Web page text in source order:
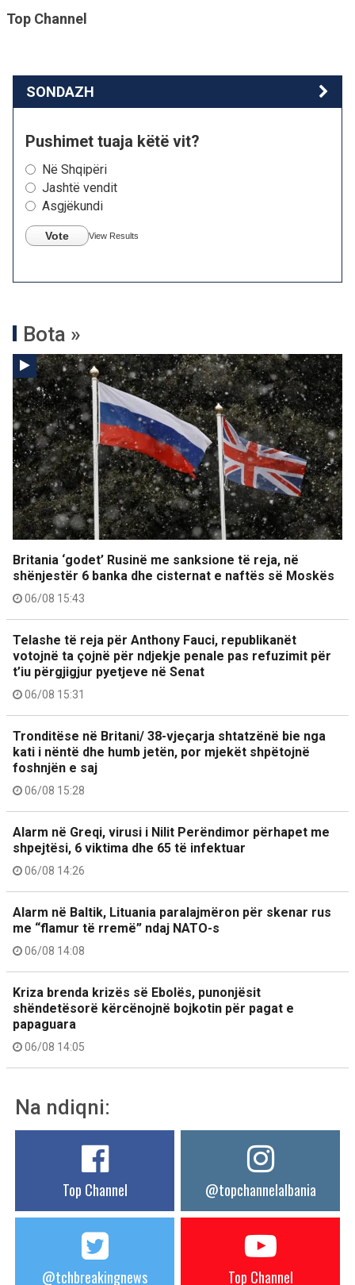
Top Channel
SONDAZH
Pushimet tuaja këtë vit?
Në Shqipëri
Jashtë vendit
Asgjëkundi
Vote View Results
Bota »
Britania ‘godet’ Rusinë me sanksione të reja, në
shënjestër 6 banka dhe cisternat e naftës së Moskës
06/08 15:43
Telashe të reja për Anthony Fauci, republikanët
votojnë ta çojnë për ndjekje penale pas refuzimit për
t’iu përgjigjur pyetjeve në Senat
06/08 15:31
Tronditëse në Britani/ 38-vjeçarja shtatzënë bie nga
kati i nëntë dhe humb jetën, por mjekët shpëtojnë
foshnjën e saj
06/08 15:28
Alarm në Greqi, virusi i Nilit Perëndimor përhapet me
shpejtësi, 6 viktima dhe 65 të infektuar
06/08 14:26
Alarm në Baltik, Lituania paralajmëron për skenar rus
me “flamur të rremë” ndaj NATO-s
06/08 14:08
Kriza brenda krizës së Ebolës, punonjësit
shëndetësorë kërcënojnë bojkotin për pagat e
papaguara
06/08 14:05
Na ndiqni:
Top Channel @topchannelalbania
@tchbreakingnews Top Channel